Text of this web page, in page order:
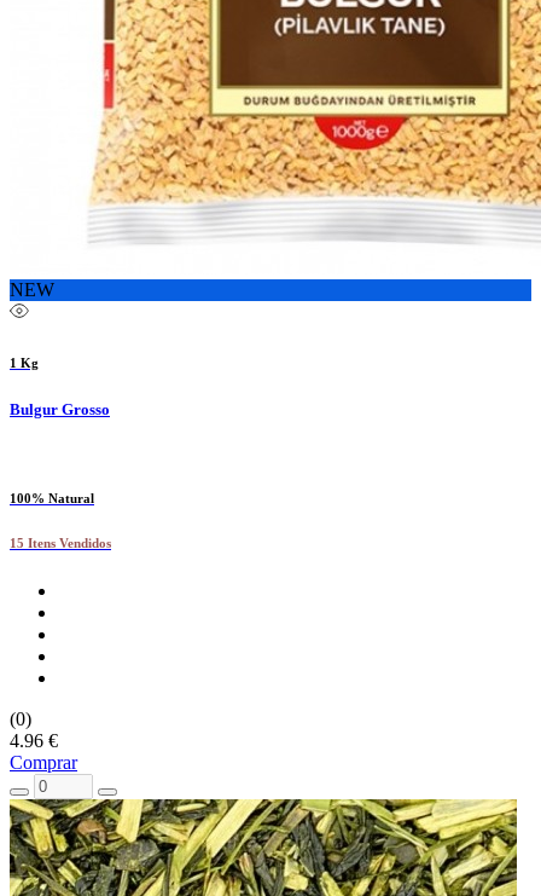
NEW
1 Kg
Bulgur Grosso
100% Natural
15 Itens Vendidos
(0)
4.96 €
Comprar